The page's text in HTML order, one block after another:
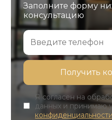
Заполните форму
консультацию
Я согласен на
данных и принимаю
конфиденциальности